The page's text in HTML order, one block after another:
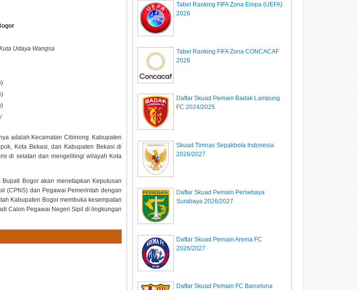
Udaya Wangsa
)
)
)
adalah Kecamatan Cibinong. Kabupaten
Kota Bekasi, dan Kabupaten Bekasi di
di selatan dan mengelilingi wilayah Kota
Bogor akan menetapkan Keputusan
(CPNS) dan Pegawai Pemerintah dengan
Kabupaten Bogor membuka kesempatan
Calon Pegawai Negeri Sipil di lingkungan
Tabel Ranking FIFA Zona Eropa (UEFA)
2026
Tabel Ranking FIFA Zona CONCACAF
2026
Daftar Skuad Pemain Badak Lampung
FC 2024/2025
Skuad Timnas Sepakbola Indonesia
2026/2027
Daftar Skuad Pemain Persebaya
Surabaya 2026/2027
Daftar Skuad Pemain Arema FC
2026/2027
Daftar Skuad Pemain FC Barcelona